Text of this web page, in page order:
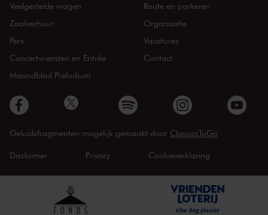
Veelgestelde vragen
Zaalverhuur
Pers
Concertvrienden en Entrée
Maandblad Preludium
Route en parkeren
Organisatie
Vacatures
Contact
Geluidsfragmenten mogelijk gemaakt door ClassicsToGo
Disclaimer Privacy Cookieverklaring